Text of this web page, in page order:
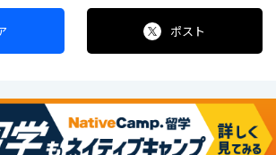
ポスト